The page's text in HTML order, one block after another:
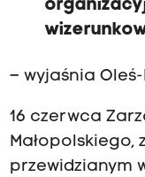
– wyjaśnia
16 czerwca
Małopolskiego,
przewidzianym